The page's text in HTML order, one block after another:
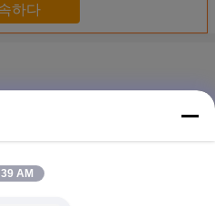
평상형 트레일러 인쇄 기계, 직
전하는 잉크 제트 스크린 조판공 컴
판공 체계, 고속 잉크 제트
를 가진 회전하는 잉크젯 조각사
판공, 직물 조각 기계 1400mm ×
AM